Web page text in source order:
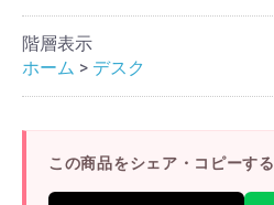
階層表示
ホーム > デスク
この商品をシェア・コピーする